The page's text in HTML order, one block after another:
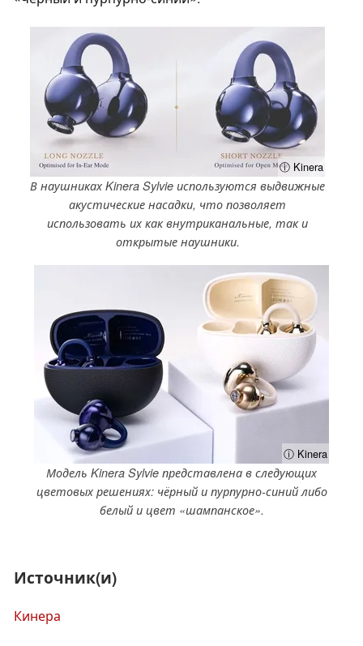
ⓘ Kinera
В наушниках Kinera Sylvie используются выдвижные
акустические насадки, что позволяет
использовать их как внутриканальные, так и
открытые наушники.
ⓘ Kinera
Модель Kinera Sylvie представлена в следующих
цветовых решениях: чёрный и пурпурно-синий либо
белый и цвет «шампанское».
Источник(и)
Кинера